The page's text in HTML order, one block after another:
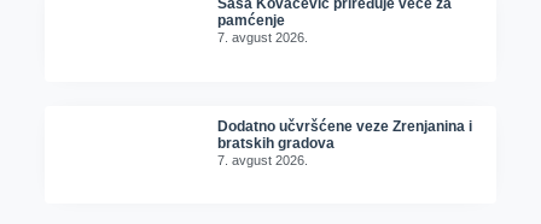
Sasa Kovačević priređuje veče za
pamćenje
7. avgust 2026.
Dodatno učvršćene veze Zrenjanina i
bratskih gradova
7. avgust 2026.